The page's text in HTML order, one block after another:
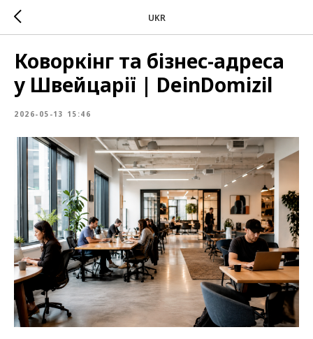
UKR
Коворкінг та бізнес-адреса
у Швейцарії | DeinDomizil
2026-05-13 15:46